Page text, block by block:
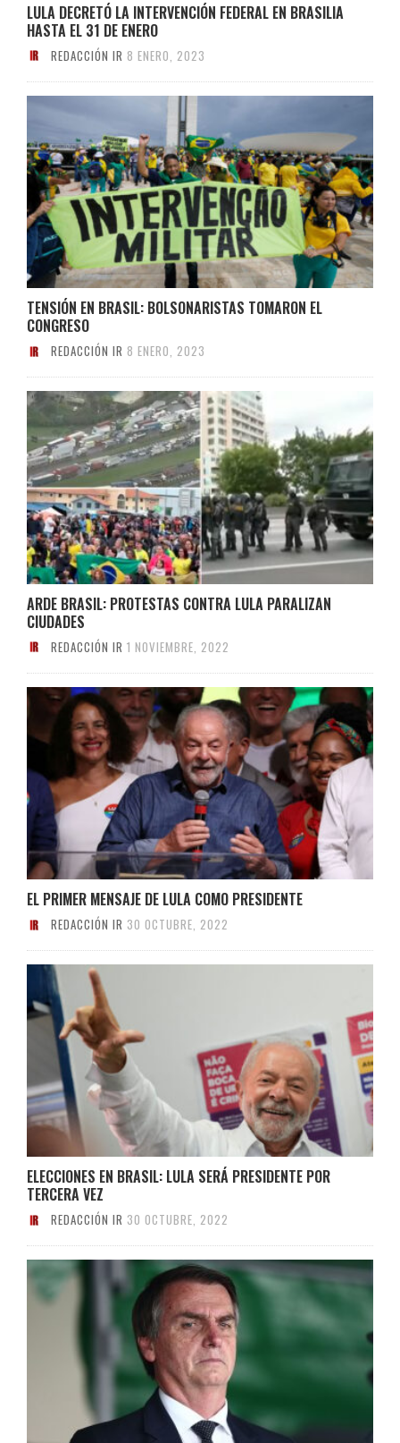
LULA DECRETÓ LA INTERVENCIÓN FEDERAL EN BRASILIA
HASTA EL 31 DE ENERO
REDACCIÓN IR 8 ENERO, 2023
TENSIÓN EN BRASIL: BOLSONARISTAS TOMARON EL
CONGRESO
REDACCIÓN IR 8 ENERO, 2023
ARDE BRASIL: PROTESTAS CONTRA LULA PARALIZAN
CIUDADES
REDACCIÓN IR 1 NOVIEMBRE, 2022
EL PRIMER MENSAJE DE LULA COMO PRESIDENTE
REDACCIÓN IR 30 OCTUBRE, 2022
ELECCIONES EN BRASIL: LULA SERÁ PRESIDENTE POR
TERCERA VEZ
REDACCIÓN IR 30 OCTUBRE, 2022